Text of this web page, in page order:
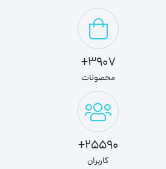
3907+
محصولات
25590+
کاربران